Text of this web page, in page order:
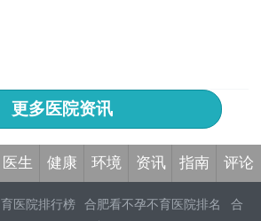
更多医院资讯
医生 健康 环境 资讯 指南 评论
医院排行榜 合肥看不孕不育医院排名
合